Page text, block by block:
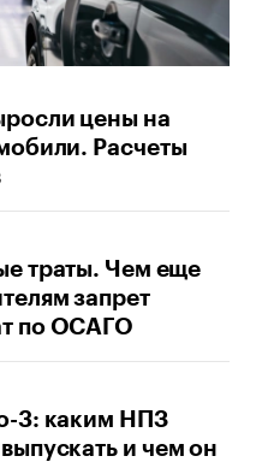
цены на
Расчеты
траты. Чем еще
запрет
по ОСАГО
3: каким НПЗ
и чем он